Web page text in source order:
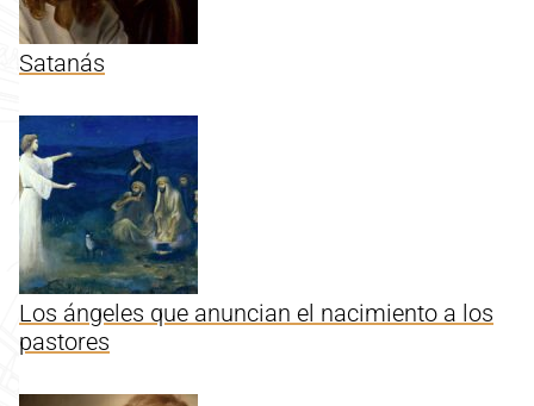
Satanás
Los ángeles que anuncian el nacimiento a los
pastores